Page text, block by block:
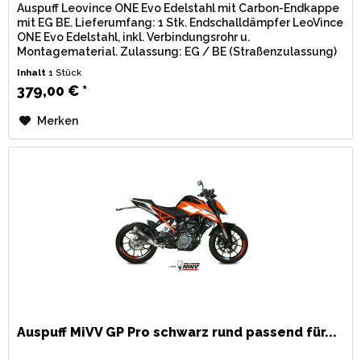
Auspuff Leovince ONE Evo Edelstahl mit Carbon-Endkappe
mit EG BE. Lieferumfang: 1 Stk. Endschalldämpfer LeoVince
ONE Evo Edelstahl, inkl. Verbindungsrohr u.
Montagematerial. Zulassung: EG / BE (Straßenzulassung)
Inhalt1 Stück
379,00 € *
Merken
Auspuff MiVV GP Pro schwarz rund passend für...